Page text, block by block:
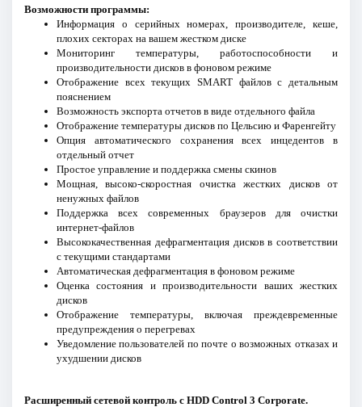
Возможности программы:
Информация о серийных номерах, производителе, кеше,
плохих секторах на вашем жестком диске
Мониторинг температуры, работоспособности и
производительности дисков в фоновом режиме
Отображение всех текущих SMART файлов с детальным
пояснением
Возможность экспорта отчетов в виде отдельного файла
Отображение температуры дисков по Цельсию и Фаренгейту
Опция автоматического сохранения всех инцедентов в
отдельный отчет
Простое управление и поддержка смены скинов
Мощная, высоко-скоростная очистка жестких дисков от
ненужных файлов
Поддержка всех современных браузеров для очистки
интернет-файлов
Высококачественная дефрагментация дисков в соответствии
с текущими стандартами
Автоматическая дефрагментация в фоновом режиме
Оценка состояния и производительности ваших жестких
дисков
Отображение температуры, включая преждевременные
предупреждения о перегревах
Уведомление пользователей по почте о возможных отказах и
ухудшении дисков
Расширенный сетевой контроль с HDD Control 3 Corporate.